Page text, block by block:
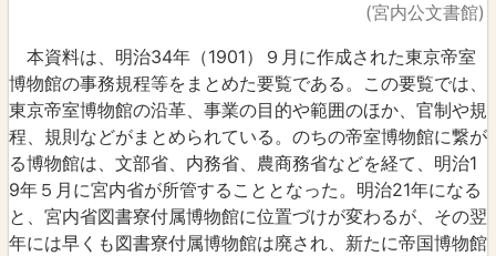
(宮内公文書館)
本資料は、明治34年（1901）９月に作成された東京帝室
博物館の事務規程等をまとめた要覧である。この要覧では、
東京帝室博物館の沿革、事業の目的や範囲のほか、官制や規
程、規則などがまとめられている。のちの帝室博物館に繋が
る博物館は、文部省、内務省、農商務省などを経て、明治1
9年５月に宮内省が所管することとなった。明治21年になる
と、宮内省図書寮付属博物館に位置づけが変わるが、その翌
年には早くも図書寮付属博物館は廃され、新たに帝国博物館